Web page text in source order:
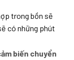
trong bồn sẽ
có những phút
biến chuyển